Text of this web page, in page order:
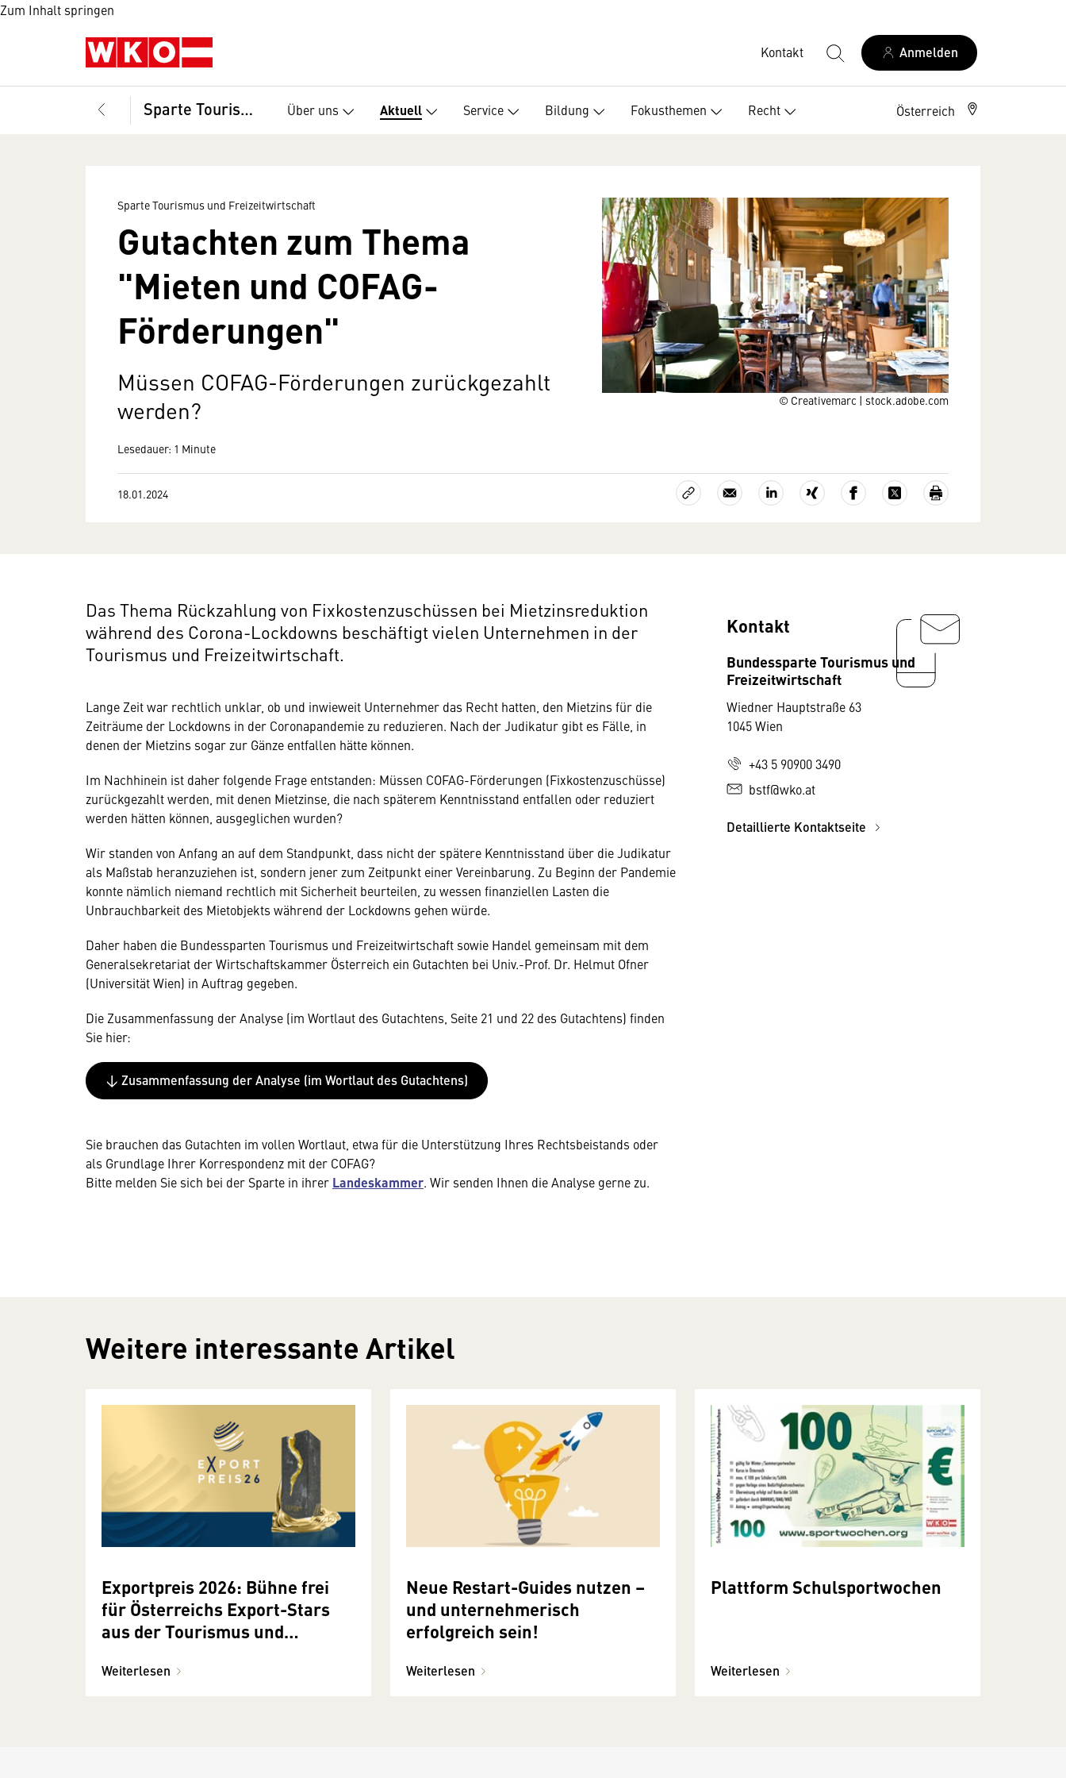
Zum Inhalt springen
Kontakt Anmelden
Sparte Tourismus und Freizeitwirtschaft Über uns Aktuell Service Bildung Fokusthemen Recht Österreich
© Creativemarc | stock.adobe.com
Sparte Tourismus und Freizeitwirtschaft
Gutachten zum Thema
"Mieten und COFAG-
Förderungen"
Müssen COFAG-Förderungen zurückgezahlt
werden?
Lesedauer: 1 Minute
18.01.2024
Das Thema Rückzahlung von Fixkostenzuschüssen bei Mietzinsreduktion
während des Corona-Lockdowns beschäftigt vielen Unternehmen in der
Tourismus und Freizeitwirtschaft.
Lange Zeit war rechtlich unklar, ob und inwieweit Unternehmer das Recht hatten, den Mietzins für die
Zeiträume der Lockdowns in der Coronapandemie zu reduzieren. Nach der Judikatur gibt es Fälle, in
denen der Mietzins sogar zur Gänze entfallen hätte können.
Im Nachhinein ist daher folgende Frage entstanden: Müssen COFAG-Förderungen (Fixkostenzuschüsse)
zurückgezahlt werden, mit denen Mietzinse, die nach späterem Kenntnisstand entfallen oder reduziert
werden hätten können, ausgeglichen wurden?
Wir standen von Anfang an auf dem Standpunkt, dass nicht der spätere Kenntnisstand über die Judikatur
als Maßstab heranzuziehen ist, sondern jener zum Zeitpunkt einer Vereinbarung. Zu Beginn der Pandemie
konnte nämlich niemand rechtlich mit Sicherheit beurteilen, zu wessen finanziellen Lasten die
Unbrauchbarkeit des Mietobjekts während der Lockdowns gehen würde.
Daher haben die Bundessparten Tourismus und Freizeitwirtschaft sowie Handel gemeinsam mit dem
Generalsekretariat der Wirtschaftskammer Österreich ein Gutachten bei Univ.-Prof. Dr. Helmut Ofner
(Universität Wien) in Auftrag gegeben.
Die Zusammenfassung der Analyse (im Wortlaut des Gutachtens, Seite 21 und 22 des Gutachtens) finden
Sie hier:
↓ Zusammenfassung der Analyse (im Wortlaut des Gutachtens)
Sie brauchen das Gutachten im vollen Wortlaut, etwa für die Unterstützung Ihres Rechtsbeistands oder
als Grundlage Ihrer Korrespondenz mit der COFAG?
Bitte melden Sie sich bei der Sparte in ihrer Landeskammer. Wir senden Ihnen die Analyse gerne zu.
Kontakt
Bundessparte Tourismus und
Freizeitwirtschaft
Wiedner Hauptstraße 63
1045 Wien
+43 5 90900 3490
bstf@wko.at
Detaillierte Kontaktseite
Weitere interessante Artikel
Exportpreis 2026: Bühne frei
für Österreichs Export-Stars
aus der Tourismus und
Weiterlesen
Neue Restart-Guides nutzen –
und unternehmerisch
erfolgreich sein!
Weiterlesen
Plattform Schulsportwochen
Weiterlesen